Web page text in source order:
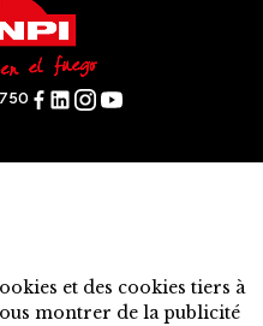
et des cookies tiers à
montrer de la publicité